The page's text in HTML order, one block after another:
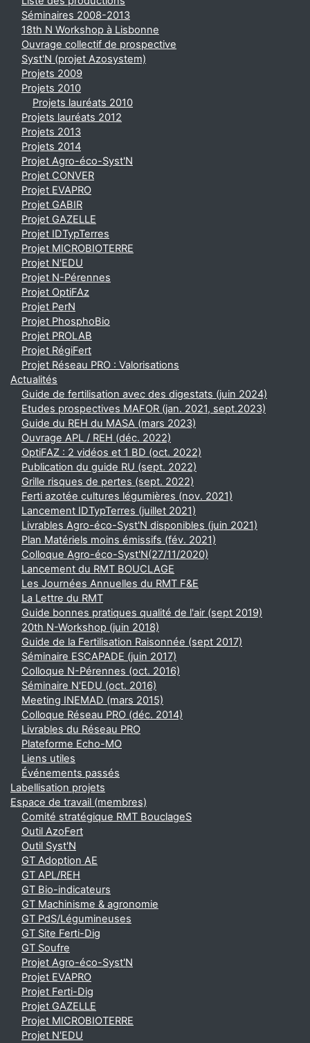
Séminaires 2008-2013
18th N Workshop à Lisbonne
Ouvrage collectif de prospective
Syst'N (projet Azosystem)
Projets 2009
Projets 2010
Projets lauréats 2010
Projets lauréats 2012
Projets 2013
Projets 2014
Projet Agro-éco-Syst'N
Projet CONVER
Projet EVAPRO
Projet GABIR
Projet GAZELLE
Projet IDTypTerres
Projet MICROBIOTERRE
Projet N'EDU
Projet N-Pérennes
Projet OptiFAz
Projet PerN
Projet PhosphoBio
Projet PROLAB
Projet RégiFert
Projet Réseau PRO : Valorisations
Actualités
Guide de fertilisation avec des digestats (juin 2024)
Etudes prospectives MAFOR (jan. 2021, sept.2023)
Guide du REH du MASA (mars 2023)
Ouvrage APL / REH (déc. 2022)
OptiFAZ : 2 vidéos et 1 BD (oct. 2022)
Publication du guide RU (sept. 2022)
Grille risques de pertes (sept. 2022)
Ferti azotée cultures légumières (nov. 2021)
Lancement IDTypTerres (juillet 2021)
Livrables Agro-éco-Syst'N disponibles (juin 2021)
Plan Matériels moins émissifs (fév. 2021)
Colloque Agro-éco-Syst'N(27/11/2020)
Lancement du RMT BOUCLAGE
Les Journées Annuelles du RMT F&E
La Lettre du RMT
Guide bonnes pratiques qualité de l'air (sept 2019)
20th N-Workshop (juin 2018)
Guide de la Fertilisation Raisonnée (sept 2017)
Séminaire ESCAPADE (juin 2017)
Colloque N-Pérennes (oct. 2016)
Séminaire N'EDU (oct. 2016)
Meeting INEMAD (mars 2015)
Colloque Réseau PRO (déc. 2014)
Livrables du Réseau PRO
Plateforme Echo-MO
Liens utiles
Événements passés
Labellisation projets
Espace de travail (membres)
Comité stratégique RMT BouclageS
Outil AzoFert
Outil Syst'N
GT Adoption AE
GT APL/REH
GT Bio-indicateurs
GT Machinisme & agronomie
GT PdS/Légumineuses
GT Site Ferti-Dig
GT Soufre
Projet Agro-éco-Syst'N
Projet EVAPRO
Projet Ferti-Dig
Projet GAZELLE
Projet MICROBIOTERRE
Projet N'EDU